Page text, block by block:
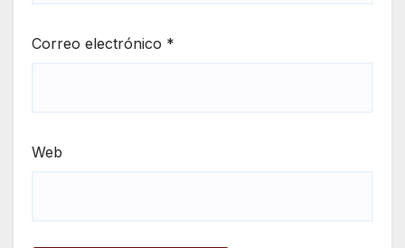
Correo electrónico *
Web